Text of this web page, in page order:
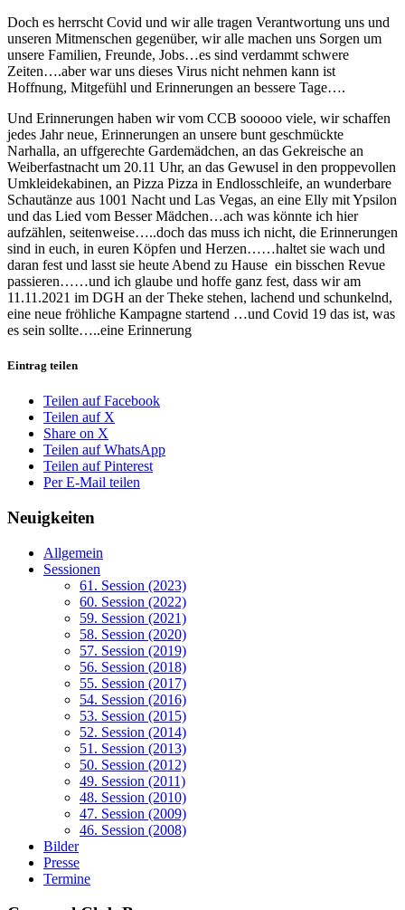
Doch es herrscht Covid und wir alle tragen Verantwortung uns und
unseren Mitmenschen gegenüber, wir alle machen uns Sorgen um
unsere Familien, Freunde, Jobs…es sind verdammt schwere
Zeiten….aber war uns dieses Virus nicht nehmen kann ist
Hoffnung, Mitgefühl und Erinnerungen an bessere Tage….
Und Erinnerungen haben wir vom CCB sooooo viele, wir schaffen
jedes Jahr neue, Erinnerungen an unsere bunt geschmückte
Narhalla, an uffgerechte Gardemädchen, an das Gekreische an
Weiberfastnacht um 20.11 Uhr, an das Gewusel in den proppevollen
Umkleidekabinen, an Pizza Pizza in Endlosschleife, an wunderbare
Schautänze aus 1001 Nacht und Las Vegas, an eine Elly mit Ypsilon
und das Lied vom Besser Mädchen…ach was könnte ich hier
aufzählen, seitenweise…..doch das muss ich nicht, die Erinnerungen
sind in euch, in euren Köpfen und Herzen……haltet sie wach und
daran fest und lasst sie heute Abend zu Hause ein bisschen Revue
passieren……und ich glaube und hoffe ganz fest, dass wir am
11.11.2021 im DGH an der Theke stehen, lachend und schunkelnd,
eine neue fröhliche Kampagne startend …und Covid 19 das ist, was
es sein sollte…..eine Erinnerung
Eintrag teilen
Teilen auf Facebook
Teilen auf X
Share on X
Teilen auf WhatsApp
Teilen auf Pinterest
Per E-Mail teilen
Neuigkeiten
Allgemein
Sessionen
61. Session (2023)
60. Session (2022)
59. Session (2021)
58. Session (2020)
57. Session (2019)
56. Session (2018)
55. Session (2017)
54. Session (2016)
53. Session (2015)
52. Session (2014)
51. Session (2013)
50. Session (2012)
49. Session (2011)
48. Session (2010)
47. Session (2009)
46. Session (2008)
Bilder
Presse
Termine